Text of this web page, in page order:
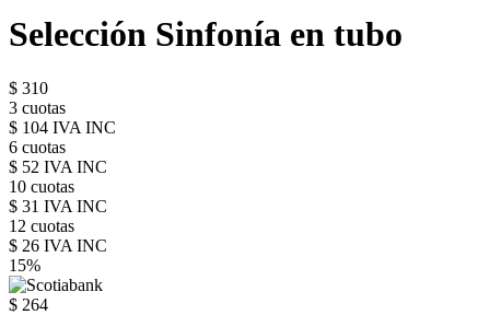
Selección Sinfonía en tubo
$ 310
3 cuotas
$ 104 IVA INC
6 cuotas
$ 52 IVA INC
10 cuotas
$ 31 IVA INC
12 cuotas
$ 26 IVA INC
15%
$ 264